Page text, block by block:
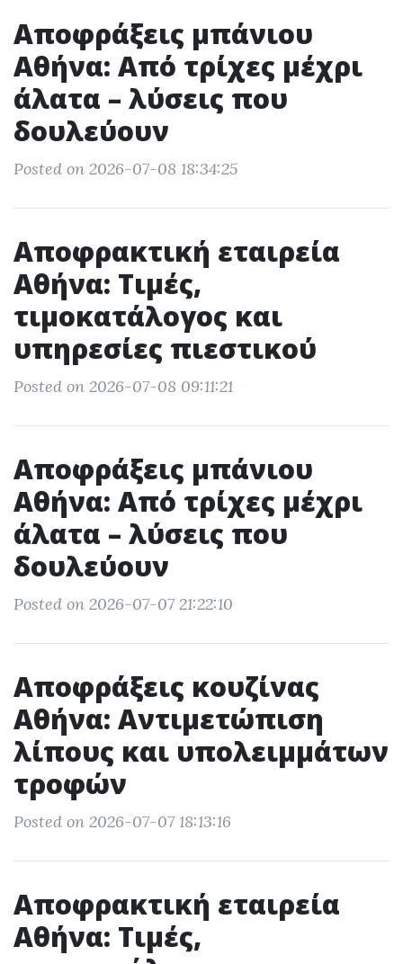
Αποφράξεις μπάνιου
Αθήνα: Από τρίχες μέχρι
άλατα – λύσεις που
δουλεύουν
Posted on 2026-07-08 18:34:25
Αποφρακτική εταιρεία
Αθήνα: Τιμές,
τιμοκατάλογος και
υπηρεσίες πιεστικού
Posted on 2026-07-08 09:11:21
Αποφράξεις μπάνιου
Αθήνα: Από τρίχες μέχρι
άλατα – λύσεις που
δουλεύουν
Posted on 2026-07-07 21:22:10
Αποφράξεις κουζίνας
Αθήνα: Αντιμετώπιση
λίπους και υπολειμμάτων
τροφών
Posted on 2026-07-07 18:13:16
Αποφρακτική εταιρεία
Αθήνα: Τιμές,